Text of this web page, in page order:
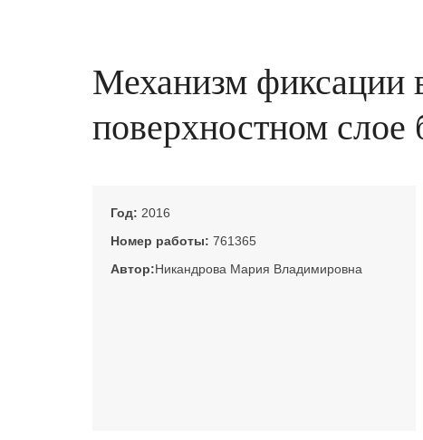
Механизм фиксации
поверхностном слое
Год: 2016
Номер работы: 761365
Автор:Никандрова Мария Владимировна